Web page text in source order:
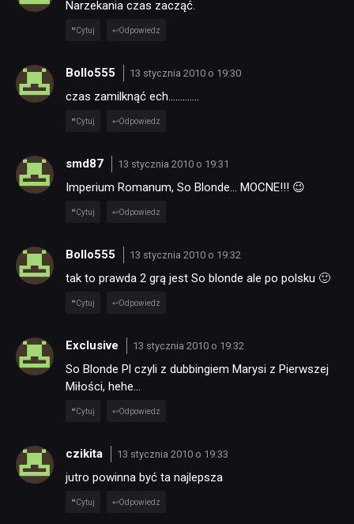
Narzekania czas zacząć.
Cytuj Odpowiedz
Bollo555 13 stycznia 2010 o 19:30
czas zamilknąć ech………….
Cytuj Odpowiedz
smd87 13 stycznia 2010 o 19:31
Imperium Romanum, So Blonde… MOCNE!!! 😉
Cytuj Odpowiedz
Bollo555 13 stycznia 2010 o 19:32
tak to prawda 2 grą jest So blonde ale po polsku 🙂
Cytuj Odpowiedz
Exclusive 13 stycznia 2010 o 19:32
So Blonde Pl czyli z dubbingiem Marysi z Pierwszej
Miłości, hehe…
Cytuj Odpowiedz
czikita 13 stycznia 2010 o 19:33
jutro powinna być ta najlepsza
Cytuj Odpowiedz